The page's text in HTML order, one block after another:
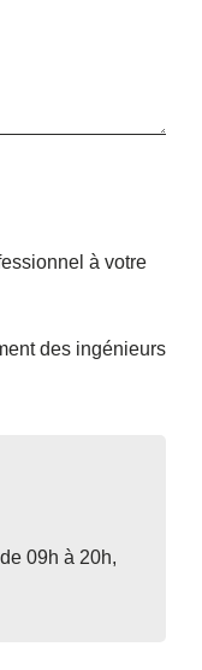
à votre
des ingénieurs
09h à 20h,